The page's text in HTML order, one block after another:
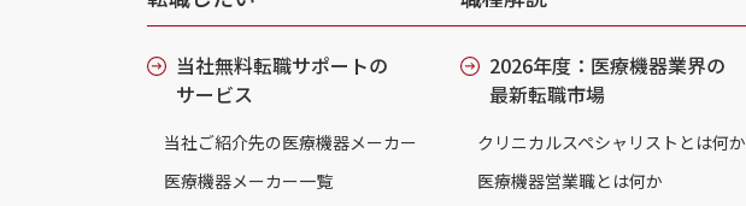
当社無料転職サポートの
サービス
当社ご紹介先の医療機器メーカー
医療機器メーカー一覧
2026年度：医療機器業界の
最新転職市場
クリニカルスペシャリストとは何か
医療機器営業職とは何か